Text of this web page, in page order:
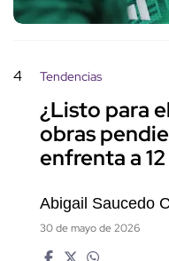
4 Tendencias
¿Listo para
obras
enfrenta a
Abigail Saucedo
30 de mayo de 2026